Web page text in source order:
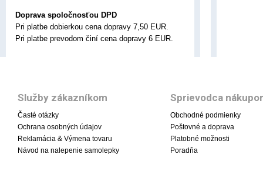
Doprava spoločnosťou DPD
Pri platbe dobierkou cena dopravy 7,50 EUR.
Pri platbe prevodom činí cena dopravy 6 EUR.
Služby zákazníkom
Časté otázky
Ochrana osobných údajov
Reklamácia & Výmena tovaru
Návod na nalepenie samolepky
Sprievodca
Obchodné podmienky
Poštovné a doprava
Platobné možnosti
Poradňa